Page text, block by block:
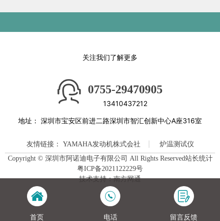
关注我们了解更多
0755-29470905
13410437212
地址： 深圳市宝安区前进二路深圳市智汇创新中心A座316室
友情链接： YAMAHA发动机株式会社
炉温测试仪
Copyright © 深圳市阿诺迪电子有限公司 All Rights Reserved站长统计
粤ICP备2021122229号
技术支持：南方网通
首页 电话 留言反馈